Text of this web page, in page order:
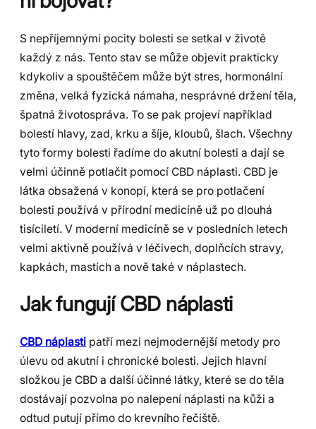
S nepříjemnými pocity bolesti se setkal v životě
každý z nás. Tento stav se může objevit prakticky
kdykoliv a spouštěčem může být stres, hormonální
změna, velká fyzická námaha, nesprávné držení těla,
špatná životospráva. To se pak projeví například
bolestí hlavy, zad, krku a šíje, kloubů, šlach. Všechny
tyto formy bolesti řadíme do akutní bolesti a dají se
velmi účinně potlačit pomocí CBD náplasti. CBD je
látka obsažená v konopí, která se pro potlačení
bolesti používá v přírodní medicíně už po dlouhá
tisíciletí. V moderní medicíně se v posledních letech
velmi aktivně používá v léčivech, doplňcích stravy,
kapkách, mastích a nově také v náplastech.
Jak fungují CBD náplasti
CBD náplasti patří mezi nejmodernější metody pro
úlevu od akutní i chronické bolesti. Jejich hlavní
složkou je CBD a další účinné látky, které se do těla
dostávají pozvolna po nalepení náplasti na kůži a
odtud putují přímo do krevního řečiště.